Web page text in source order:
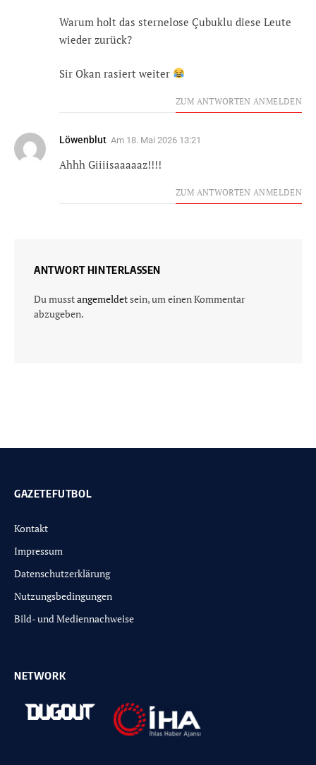
Warum holt das sternelose Çubuklu diese Leute
wieder zurück?
Sir Okan rasiert weiter
ZUM ANTWORTEN ANMELDEN
Löwenblut Am 18. Mai 2026 13:21
Ahhh Giiiisaaaaaz!!!!
ZUM ANTWORTEN ANMELDEN
ANTWORT HINTERLASSEN
Du musstangemeldetsein, um einen Kommentar
abzugeben.
GAZETEFUTBOL
Kontakt
Impressum
Datenschutzerklärung
Nutzungsbedingungen
Bild- und Mediennachweise
NETWORK